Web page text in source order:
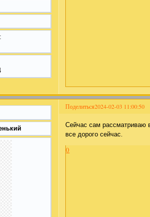
Поделиться2024-02-03 11:00:50
Сейчас сам рассматриваю
все дорого сейчас.
0